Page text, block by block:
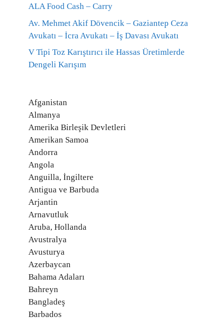
ALA Food Cash – Carry
Av. Mehmet Akif Dövencik – Gaziantep Ceza
Avukatı – İcra Avukatı – İş Davası Avukatı
V Tipi Toz Karıştırıcı ile Hassas Üretimlerde
Dengeli Karışım
Afganistan
Almanya
Amerika Birleşik Devletleri
Amerikan Samoa
Andorra
Angola
Anguilla, İngiltere
Antigua ve Barbuda
Arjantin
Arnavutluk
Aruba, Hollanda
Avustralya
Avusturya
Azerbaycan
Bahama Adaları
Bahreyn
Bangladeş
Barbados